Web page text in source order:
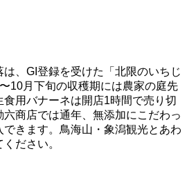
、GI登録を受けた「北限のいちじ
10月下旬の収穫期には農家の庭先
用バナーネは開店1時間で売り切
商店では通年、無添加にこだわっ
きます。鳥海山・象潟観光とあわ
ださい。